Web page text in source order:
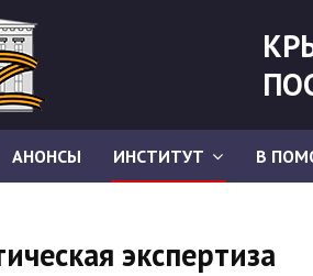
АНОНСЫ ИНСТИТУТ В
экспертиза